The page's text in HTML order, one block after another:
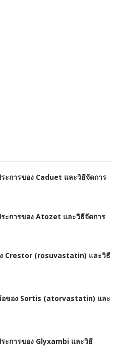
ระการของ Caduet และวิธีจัดการ
ระการของ Atozet และวิธีจัดการ
ง Crestor (rosuvastatin) และวิธี
อของ Sortis (atorvastatin) และ
ระการของ Glyxambi และวิธี